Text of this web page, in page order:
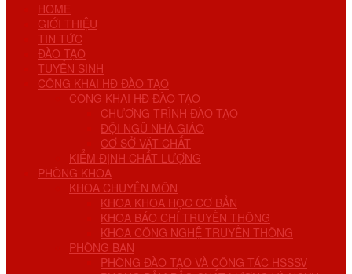
HOME
GIỚI THIỆU
TIN TỨC
ĐÀO TẠO
TUYỂN SINH
CÔNG KHAI HĐ ĐÀO TẠO
CÔNG KHAI HĐ ĐÀO TẠO
CHƯƠNG TRÌNH ĐÀO TẠO
ĐỘI NGŨ NHÀ GIÁO
CƠ SỞ VẬT CHẤT
KIỂM ĐỊNH CHẤT LƯỢNG
PHÒNG KHOA
KHOA CHUYÊN MÔN
KHOA KHOA HỌC CƠ BẢN
KHOA BÁO CHÍ TRUYỀN THÔNG
KHOA CÔNG NGHỆ TRUYỀN THÔNG
PHÒNG BAN
PHÒNG ĐÀO TẠO VÀ CÔNG TÁC HSSSV